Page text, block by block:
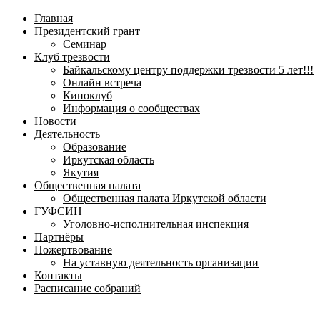
меню
Главная
Президентский грант
Семинар
Клуб трезвости
Байкальскому центру поддержки трезвости 5 лет!!!
Онлайн встреча
Киноклуб
Информация о сообществах
Новости
Деятельность
Образование
Иркутская область
Якутия
Общественная палата
Общественная палата Иркутской области
ГУФСИН
Уголовно-исполнительная инспекция
Партнёры
Пожертвование
На уставную деятельность организации
Контакты
Расписание собраний